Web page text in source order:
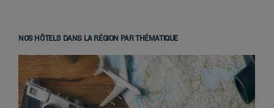
NOS HÔTELS DANS LA RÉGION PAR THÉMATIQUE